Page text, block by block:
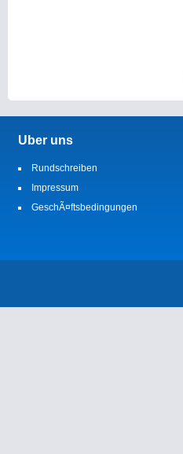
Uber uns
Rundschreiben
Impressum
GeschÃ¤ftsbedingungen